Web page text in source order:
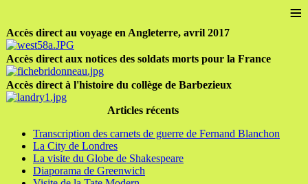
≡
Accès direct au voyage en Angleterre, avril 2017
Accès direct aux notices des soldats morts pour la France
Accès direct à l'histoire du collège de Barbezieux
Articles récents
Transcription des carnets de guerre de Fernand Blanchon
La City de Londres
La visite du Globe de Shakespeare
Diaporama de Greenwich